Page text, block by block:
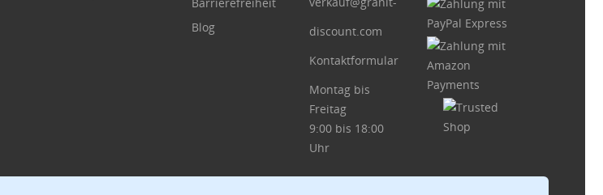
Blog
discount.com
Kontaktformular
Montag bis
Freitag
9:00 bis 18:00
Uhr